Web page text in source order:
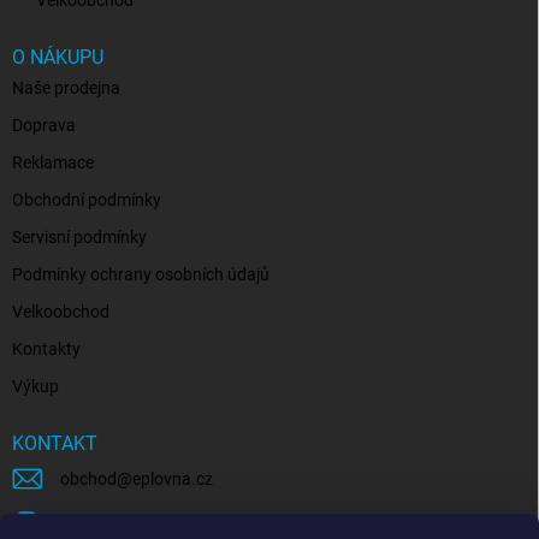
O NÁKUPU
Naše prodejna
Doprava
Reklamace
Obchodní podmínky
Servisní podmínky
Podmínky ochrany osobních údajů
Velkoobchod
Kontakty
Výkup
KONTAKT
obchod @eplovna.cz